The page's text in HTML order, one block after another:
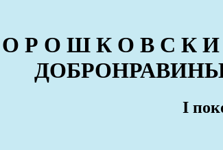
Р О Ш К О В С К И Е
ДОБРОНРАВИНЫ
I